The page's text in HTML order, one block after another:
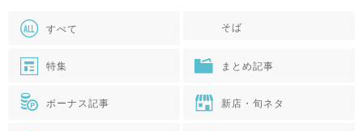
すべて そば
特集 まとめ記事
ボーナス記事 新店・旬ネタ